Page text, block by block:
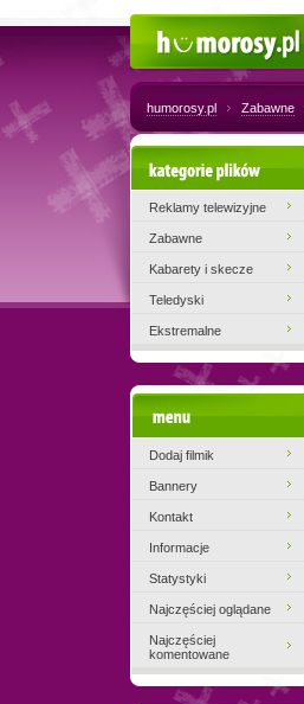
humorosy.pl Zabawne
Kategorie plików
Reklamy telewizyjne
Zabawne
Kabarety i skecze
Teledyski
Ekstremalne
Dodaj filmik
Bannery
Kontakt
Informacje
Statystyki
Najczęściej oglądane
Najczęściej
komentowane